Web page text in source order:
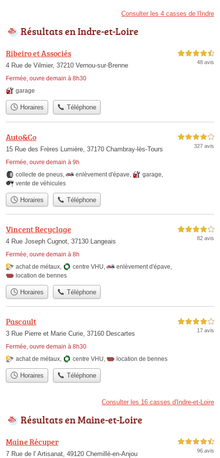
Consulter les 4 casses de l'Indre
Résultats en Indre-et-Loire
Ribeiro et Associés
4 Rue de Vilmier, 37210 Vernou-sur-Brenne
Fermée, ouvre demain à 8h30
4,5 étoiles sur 5
48 avis
garage
Horaires Téléphone
Auto&Co
15 Rue des Frères Lumière, 37170 Chambray-lès-Tours
Fermée, ouvre demain à 9h
4,0 étoiles sur 5
327 avis
collecte de pneus enlèvement d'épave garage
vente de véhicules
Horaires Téléphone
Vincent Recyclage
4 Rue Joseph Cugnot, 37130 Langeais
Fermée, ouvre demain à 8h
4,0 étoiles sur 5
82 avis
achat de métaux, centre VHU, enlèvement d'épave,
location de bennes
Horaires Téléphone
Pascault
3 Rue Pierre et Marie Curie, 37160 Descartes
Fermée, ouvre demain à 8h30
4,0 étoiles sur 5
17 avis
achat de métaux, centre VHU, location de bennes
Horaires Téléphone
Consulter les 16 casses d'Indre-et-Loire
Résultats en Maine-et-Loire
Maine Récuper
7 Rue de l' Artisanat, 49120 Chemillé-en-Anjou
4,5 étoiles sur 5
96 avis